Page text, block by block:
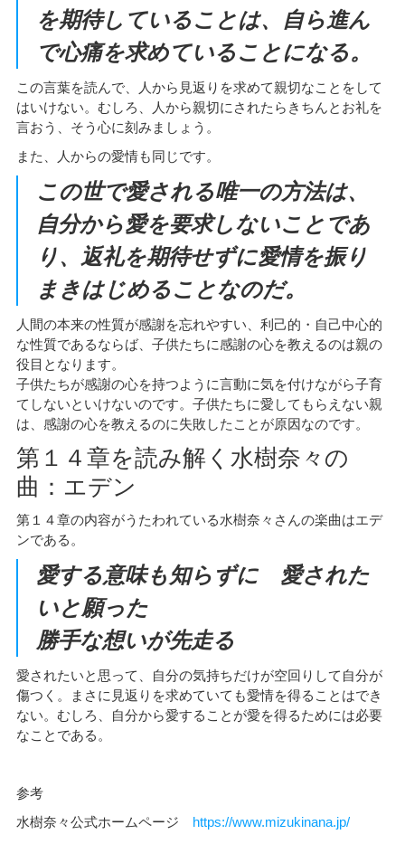
を期待していることは、自ら進ん
で心痛を求めていることになる。
この言葉を読んで、人から見返りを求めて親切なことをして
はいけない。むしろ、人から親切にされたらきちんとお礼を
言おう、そう心に刻みましょう。
また、人からの愛情も同じです。
この世で愛される唯一の方法は、
自分から愛を要求しないことであ
り、返礼を期待せずに愛情を振り
まきはじめることなのだ。
人間の本来の性質が感謝を忘れやすい、利己的・自己中心的
な性質であるならば、子供たちに感謝の心を教えるのは親の
役目となります。
子供たちが感謝の心を持つように言動に気を付けながら子育
てしないといけないのです。子供たちに愛してもらえない親
は、感謝の心を教えるのに失敗したことが原因なのです。
第１４章を読み解く水樹奈々の
曲：エデン
第１４章の内容がうたわれている水樹奈々さんの楽曲はエデ
ンである。
愛する意味も知らずに 愛された
いと願った
勝手な想いが先走る
愛されたいと思って、自分の気持ちだけが空回りして自分が
傷つく。まさに見返りを求めていても愛情を得ることはでき
ない。むしろ、自分から愛することが愛を得るためには必要
なことである。
参考
水樹奈々公式ホームページ https://www.mizukinana.jp/